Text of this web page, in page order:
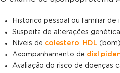
Histórico pessoal ou familiar
Suspeita de alterações
Níveis de colesterol HDL
Acompanhamento de
Avaliação do risco de doenças